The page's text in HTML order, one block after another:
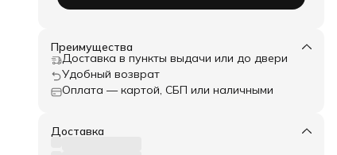
Преимущества
Доставка в пункты выдачи или до двери
Удобный возврат
Оплата — картой, СБП или наличными
Доставка